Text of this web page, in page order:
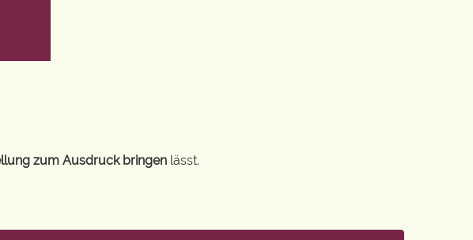
zum Ausdruck bringen lässt.